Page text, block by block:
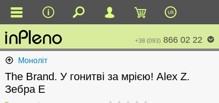
uk
+38 (093) 866 02 22
Моноліт
The Brand. У гонитві за мрією! Alex Z.
Зебра Е